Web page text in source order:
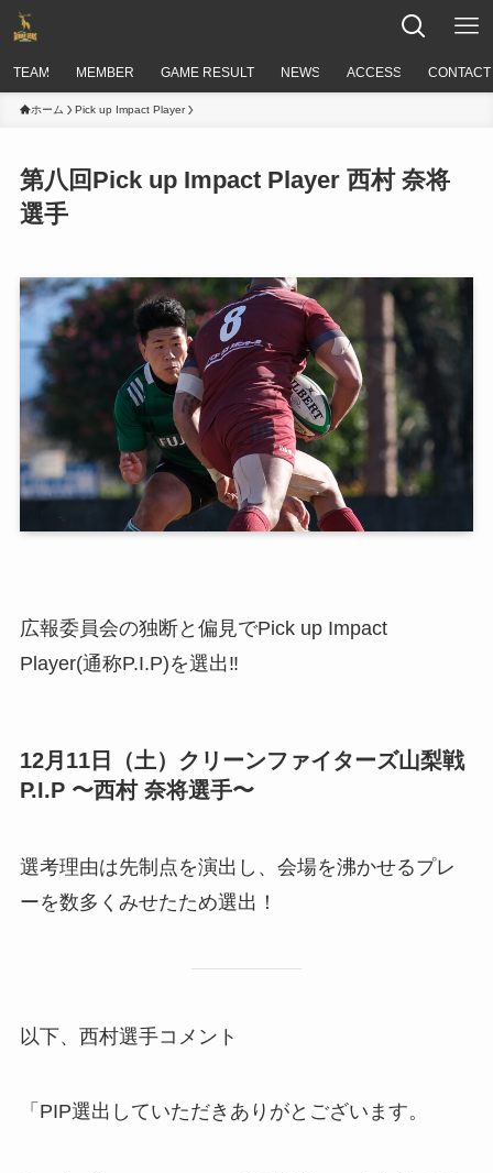
TEAM MEMBER GAME RESULT NEWS ACCESS
ホーム Pick up Impact Player
第八回Pick up Impact Player 西村 奈将
選手
広報委員会の独断と偏見でPick up Impact
Player(通称P.I.P)を選出‼︎
12月11日（土）クリーンファイターズ山梨戦
P.I.P 〜西村 奈将選手〜
選考理由は先制点を演出し、会場を沸かせるプレ
ーを数多くみせたため選出！
以下、西村選手コメント
「PIP選出していただきありがとございます。